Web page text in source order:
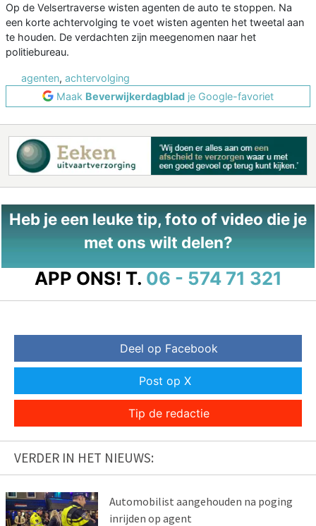
Op de Velsertraverse wisten agenten de auto te stoppen. Na
een korte achtervolging te voet wisten agenten het tweetal aan
te houden. De verdachten zijn meegenomen naar het
politiebureau.
agenten, achtervolging
Maak Beverwijkerdagblad je Google-favoriet
Heb je een leuke tip, foto of video die je
met ons wilt delen?
APP ONS! T. 06 - 574 71 321
Deel op Facebook
Post op X
Tip de redactie
VERDER IN HET NIEUWS:
Automobilist aangehouden na poging
inrijden op agent